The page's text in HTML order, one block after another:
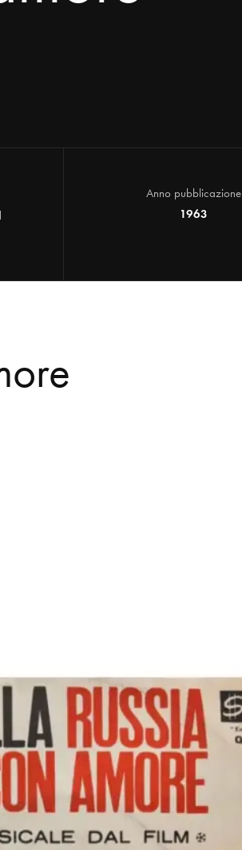
Anno pubblicazione
1963